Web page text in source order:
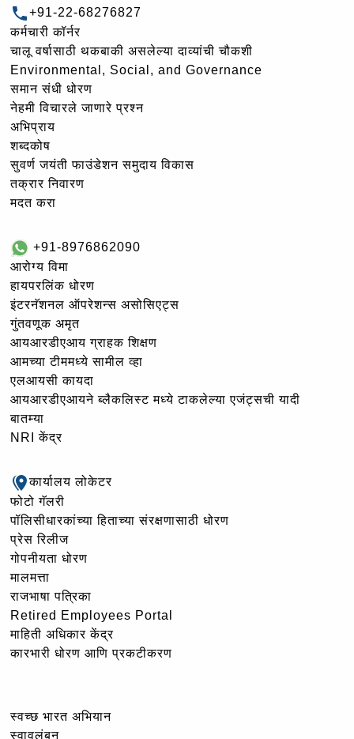
+91-22-68276827
कर्मचारी कॉर्नर
चालू वर्षासाठी थकबाकी असलेल्या दाव्यांची चौकशी
Environmental, Social, and Governance
समान संधी धोरण
नेहमी विचारले जाणारे प्रश्न
अभिप्राय
शब्दकोष
सुवर्ण जयंती फाउंडेशन समुदाय विकास
तक्रार निवारण
मदत करा
+91-8976862090
आरोग्य विमा
हायपरलिंक धोरण
इंटरनॅशनल ऑपरेशन्स असोसिएट्स
गुंतवणूक अमृत
आयआरडीएआय ग्राहक शिक्षण
आमच्या टीममध्ये सामील व्हा
एलआयसी कायदा
आयआरडीएआयने ब्लैकलिस्ट मध्ये टाकलेल्या एजंट्सची यादी
बातम्या
NRI केंद्र
कार्यालय लोकेटर
फोटो गॅलरी
पॉलिसीधारकांच्या हिताच्या संरक्षणासाठी धोरण
प्रेस रिलीज
गोपनीयता धोरण
मालमत्ता
राजभाषा पत्रिका
Retired Employees Portal
माहिती अधिकार केंद्र
कारभारी धोरण आणि प्रकटीकरण
स्वच्छ भारत अभियान
स्वावलंबन